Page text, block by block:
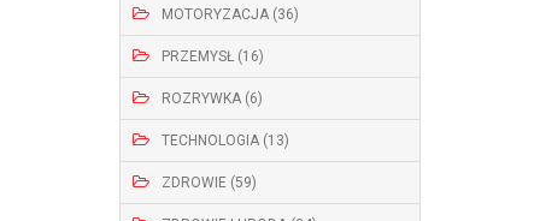
MOTORYZACJA (36)
PRZEMYSŁ (16)
ROZRYWKA (6)
TECHNOLOGIA (13)
ZDROWIE (59)